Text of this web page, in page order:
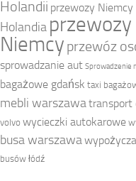
Holandii przewozy
Holandia
Niemcy przewóz
sprowadzanie aut Sprowadzenie
bagażowe gdańsk taxi
mebli warszawatransport
volvo wycieczki autokarowe
busa warszawa
busów łódź